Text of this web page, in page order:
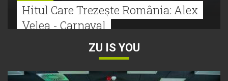
Hitul Care Trezește România: Alex
Velea - Carnaval
Bătălie strânsă la Hitul Monstru Al
ZU IS YOU